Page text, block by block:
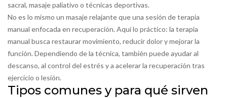
sacral, masaje paliativo o técnicas deportivas.
No es lo mismo un masaje relajante que una sesión de terapia
manual enfocada en recuperación. Aquí lo práctico: la terapia
manual busca restaurar movimiento, reducir dolor y mejorar la
función. Dependiendo de la técnica, también puede ayudar al
descanso, al control del estrés y a acelerar la recuperación tras
ejercicio o lesión.
Tipos comunes y para qué sirven